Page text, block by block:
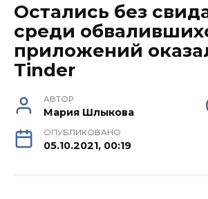
Остались без
среди
приложений
Tinder
АВТОР
Мария Шлыкова
ОПУБЛИКОВАНО
05.10.2021, 00:19